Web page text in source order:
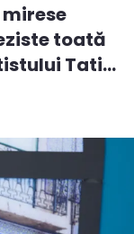
toată
Tati...